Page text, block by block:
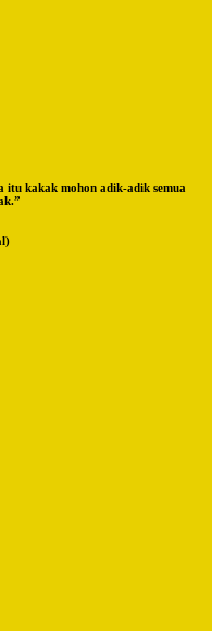
itu kakak mohon adik-adik semua